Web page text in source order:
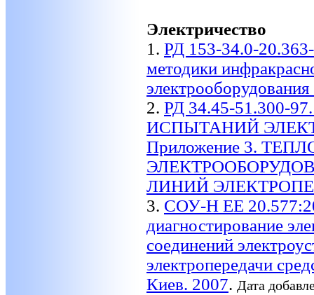
Электричество
1. РД 153-34.0-
методики
2. РД 34.45-51.300-
ИСПЫТАНИЙ
Приложение 3.
ЛИНИЙ
3. СОУ-Н ЕЕ
диагностирование
соединений
электропередачи
Киев. 2007. Дата